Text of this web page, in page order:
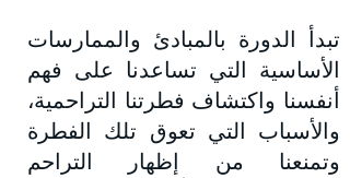
تبدأ الدورة بالمبادئ والممارسات
الأساسية التي تساعدنا على فهم
أنفسنا واكتشاف فطرتنا التراحمية،
والأسباب التي تعوق تلك الفطرة
وتمنعنا من إظهار التراحم